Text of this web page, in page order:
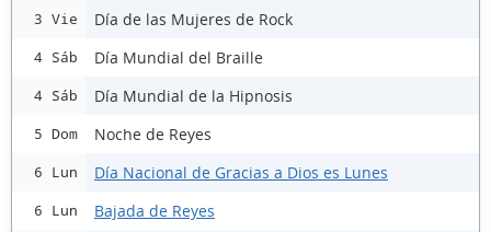
3 Vie Día de las Mujeres de Rock
4 Sáb Día Mundial del Braille
4 Sáb Día Mundial de la Hipnosis
5 Dom Noche de Reyes
6 Lun Día Nacional de Gracias a Dios es Lunes
6 Lun Bajada de Reyes